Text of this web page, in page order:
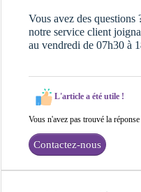
Vous avez des
notre service client
au vendredi de 07h30 à
L'article a été utile !
Vous n'avez pas trouvé la
Contactez-nous